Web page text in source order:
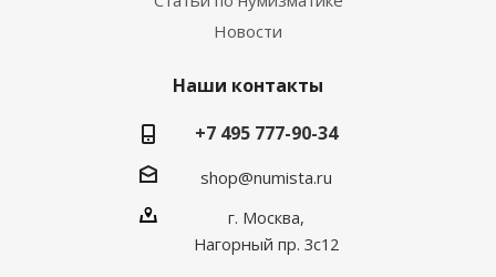
Новости
Наши контакты
+7 495 777-90-34
shop@numista.ru
г. Москва,
Нагорный пр. 3с12